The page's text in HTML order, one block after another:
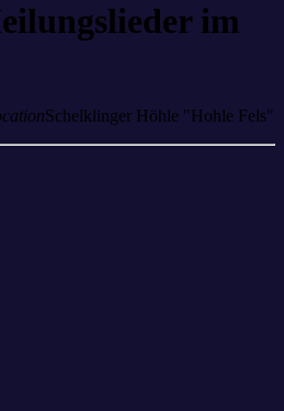
im
Schelklinger Höhle "Hohle Fels"